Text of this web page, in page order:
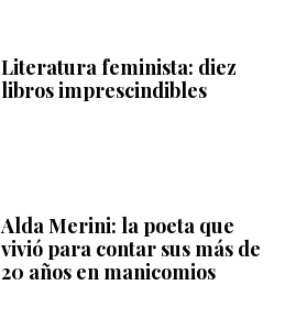
Literatura feminista: diez
libros imprescindibles
Alda Merini: la poeta que
vivió para contar sus más de
20 años en manicomios